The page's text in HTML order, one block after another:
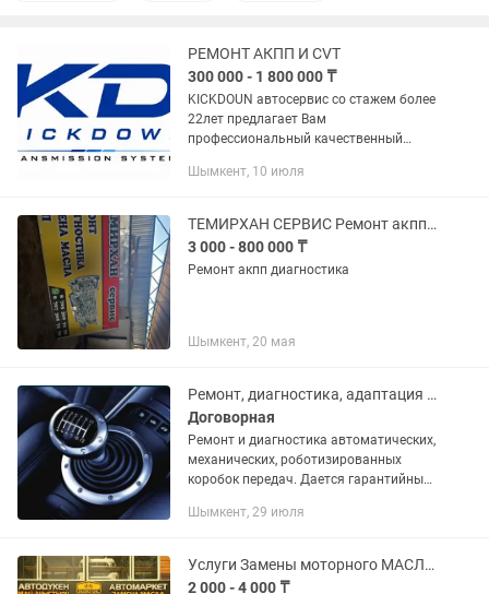
РЕМОНТ АКПП И CVT
300 000 - 1 800 000 ₸
KICKDOUN автосервис со стажем более
22лет предлагает Вам
профессиональный качественный
Диагностика. Контрактные АКПП.
капитальный ремонт,...
Шымкент, 10 июля
ТЕМИРХАН СЕРВИС Ремонт акпп диагностика
3 000 - 800 000 ₸
Ремонт акпп диагностика
Шымкент, 20 мая
Ремонт, диагностика, адаптация АКПП, МКПП, РОБОТ.
Договорная
Ремонт и диагностика автоматических,
механических, роботизированных
коробок передач. Дается гарантийный
Шымкент, 29 июля
Услуги Замены моторного МАСЛА в ДВС и АКПП
2 000 - 4 000 ₸